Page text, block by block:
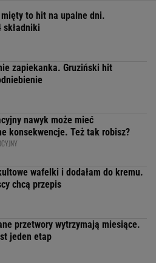
to hit na upalne dni.
składniki
zapiekanka. Gruziński hit
nawyk może mieć
konsekwencje. Też tak robisz?
wafelki i dodałam do kremu.
chcą przepis
przetwory wytrzymają miesiące.
jeden etap